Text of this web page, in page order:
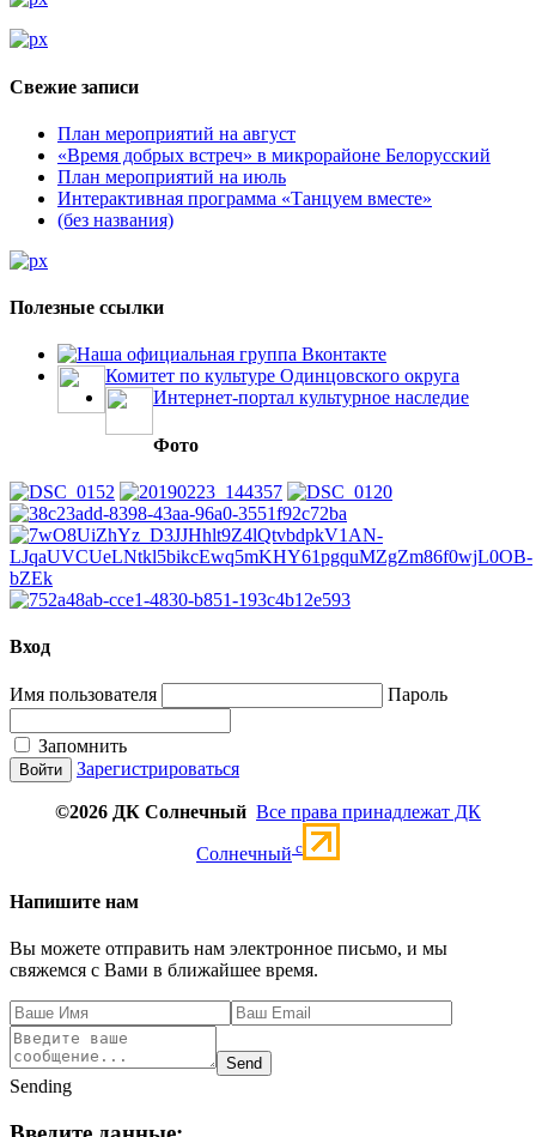
Свежие записи
План мероприятий на август
«Время добрых встреч» в микрорайоне Белорусский
План мероприятий на июль
Интерактивная программа «Танцуем вместе»
(без названия)
Полезные ссылки
Наша официальная группа Вконтакте
Комитет по культуре Одинцовского округа
Интернет-портал культурное наследие
Фото
Вход
Имя пользователя Пароль
Запомнить
Зарегистрироваться
©2026 ДК Солнечный Все права принадлежат ДК
Солнечный c
Напишите нам
Вы можете отправить нам электронное письмо, и мы
свяжемся с Вами в ближайшее время.
Send
Sending